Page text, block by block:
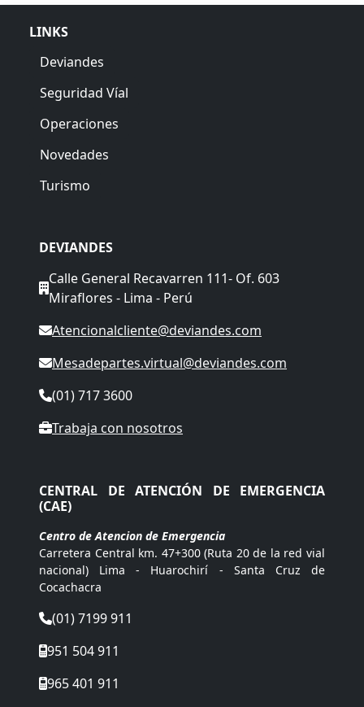
LINKS
Deviandes
Seguridad Víal
Operaciones
Novedades
Turismo
DEVIANDES
Calle General Recavarren 111- Of. 603
Miraflores - Lima - Perú
Atencionalcliente@deviandes.com
Mesadepartes.virtual@deviandes.com
(01) 717 3600
Trabaja con nosotros
CENTRAL DE ATENCIÓN DE EMERGENCIA
(CAE)
Centro de Atencion de Emergencia
Carretera Central km. 47+300 (Ruta 20 de la red vial
nacional) Lima - Huarochirí - Santa Cruz de
Cocachacra
(01) 7199 911
951 504 911
965 401 911